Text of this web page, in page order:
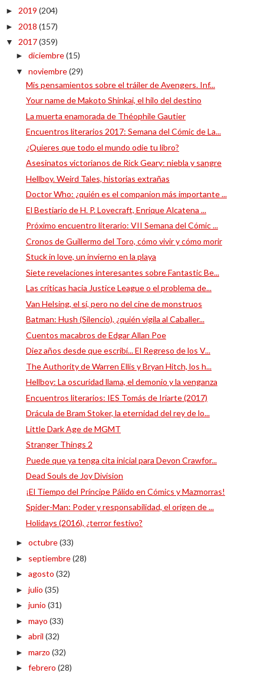
► 2019 (204)
► 2018 (157)
▼ 2017(359)
► diciembre(15)
▼ noviembre(29)
Mis pensamientos sobre el tráiler de Avengers. Inf...
Your name de Makoto Shinkai, el hilo del destino
La muerta enamorada de Théophile Gautier
Encuentros literarios 2017: Semana del Cómic de La...
¿Quieres que todo el mundo odie tu libro?
Asesinatos victorianos de Rick Geary: niebla y sangre
Hellboy. Weird Tales, historias extrañas
Doctor Who: ¿quién es el companion más importante ...
El Bestiario de H. P. Lovecraft, Enrique Alcatena ...
Próximo encuentro literario: VII Semana del Cómic ...
Cronos de Guillermo del Toro, cómo vivir y cómo morir
Stuck in love, un invierno en la playa
Siete revelaciones interesantes sobre Fantastic Be...
Las críticas hacia Justice League o el problema de...
Van Helsing, el sí, pero no del cine de monstruos
Batman: Hush (Silencio), ¿quién vigila al Caballer...
Cuentos macabros de Edgar Allan Poe
Diez años desde que escribí... El Regreso de los V...
The Authority de Warren Ellis y Bryan Hitch, los h...
Hellboy: La oscuridad llama, el demonio y la venganza
Encuentros literarios: IES Tomás de Iriarte (2017)
Drácula de Bram Stoker, la eternidad del rey de lo...
Little Dark Age de MGMT
Stranger Things 2
Puede que ya tenga cita inicial para Devon Crawfor...
Dead Souls de Joy Division
¡El Tiempo del Príncipe Pálido en Cómics y Mazmorras!
Spider-Man: Poder y responsabilidad, el origen de ...
Holidays (2016), ¿terror festivo?
► octubre(33)
► septiembre(28)
► agosto (32)
► julio (35)
► junio (31)
► mayo (33)
► abril (32)
► marzo (32)
► febrero (28)